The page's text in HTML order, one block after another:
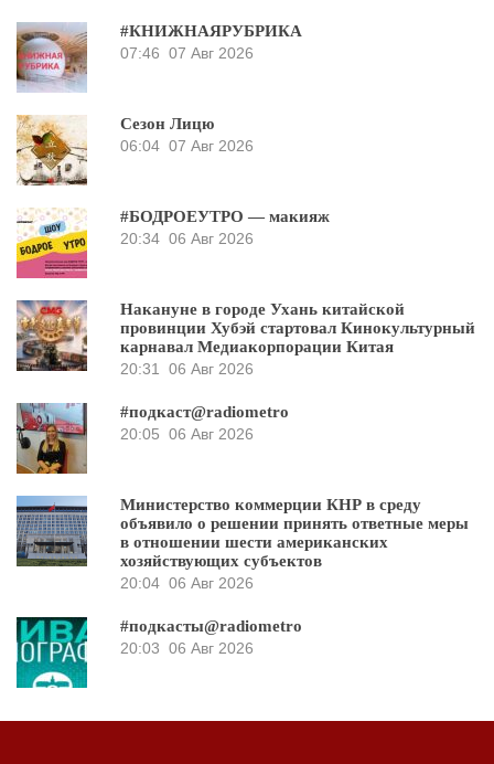
#КНИЖНАЯРУБРИКА
07:46 07 Авг 2026
Сезон Лицю
06:04 07 Авг 2026
#БОДРОЕУТРО — макияж
20:34 06 Авг 2026
Накануне в городе Ухань китайской
провинции Хубэй стартовал Кинокультурный
карнавал Медиакорпорации Китая
20:31
06 Авг 2026
#подкаст@radiometro
20:05 06 Авг 2026
Министерство коммерции КНР в среду
объявило о решении принять ответные меры
в отношении шести американских
хозяйствующих субъектов
20:04 06 Авг 2026
#подкасты@radiometro
20:03 06 Авг 2026